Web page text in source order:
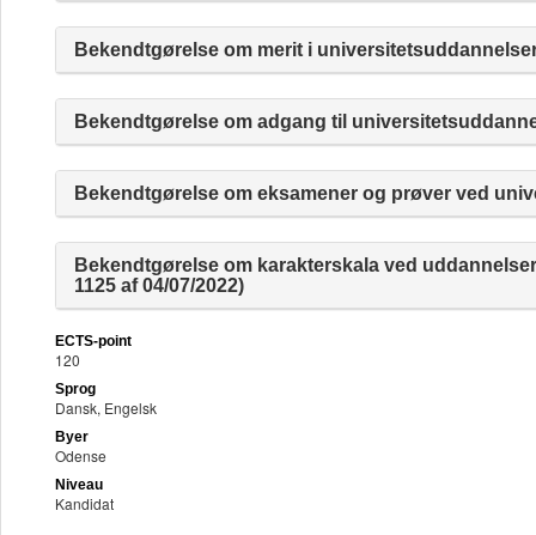
Bekendtgørelse om merit i
Bekendtgørelse om adgang til
Bekendtgørelse om eksamener og prøver ved
Bekendtgørelse om karakterskala ved
1125 af 04/07/2022)
ECTS-point
120
Sprog
Dansk, Engelsk
Byer
Odense
Niveau
Kandidat